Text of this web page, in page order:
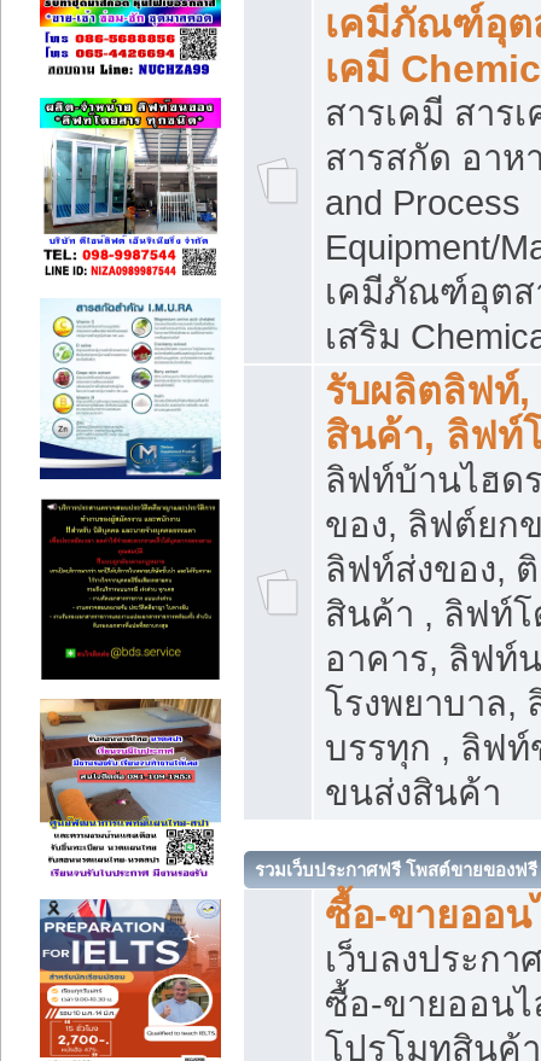
เคมีภัณฑ์อุต
เคมี
สารเคมี สาร
สารสกัด อาห
and Process
Equipment/
เคมีภัณฑ์อุตส
เสริม
รับผลิตลิฟท์
สินค้า, ลิฟท์
ลิฟท์บ้านไฮด
ของ, ลิฟต์ยก
ลิฟท์ส่งของ,
สินค้า , ลิฟท์
อาคาร, ลิฟท์
โรงพยาบาล,
บรรทุก , ลิฟ
ขนส่งสินค้า
รวมเว็บประกาศฟรี โพสต์ขายของฟรี
ซื้อ-ขายออน
เว็บลงประก
ซื้อ-ขายออน
โปรโมทสินค้